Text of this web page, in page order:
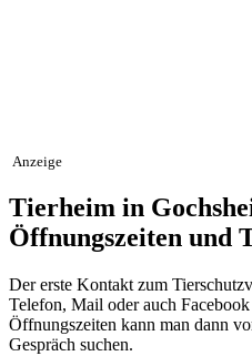
Anzeige
Tierheim in
Öffnungszeiten und
Der erste Kontakt zum
Telefon, Mail oder auch
Öffnungszeiten kann man dann
Gespräch suchen.